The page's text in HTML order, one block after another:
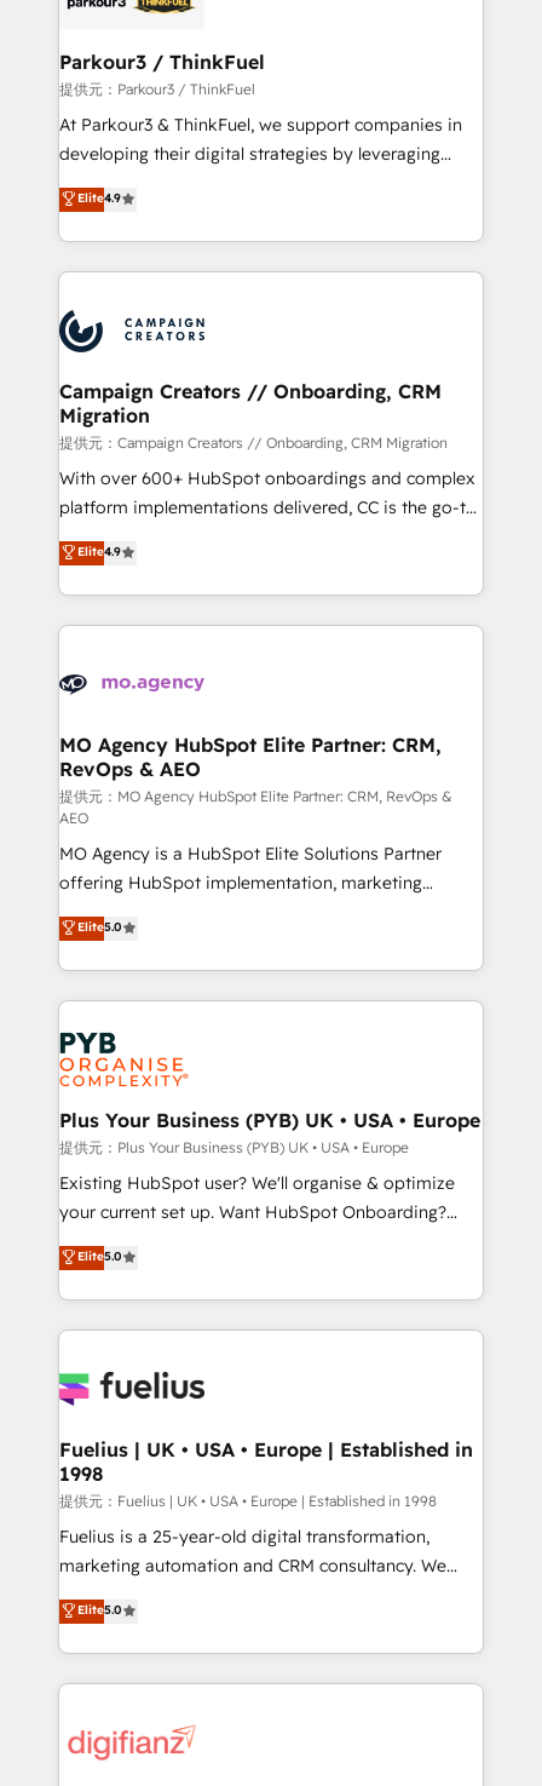
companies scale faster and smarter. 🔹 BOOMS:
Demand generation for all your buyers With BOOMS,
you invest in 100% of your buyers, accelerating your
growth and positioning yourself as an undisputed
transformation process A methodology designed to
implement HubSpot effectively and optimize your
record of business transformation, our growth-first
approach has helped brands dominate their
Parkour3 / ThinkFuel
提供元：Parkour3 / ThinkFuel
At Parkour3 & ThinkFuel, we support companies in
developing their digital strategies by leveraging
technologies and automating their marketing and
sales processes to generate growth. Our offer spans
from Strategy to Operations. We specialize in CRM
onboarding and implementation, web design, sales
extensive experience working with tech companies
and manufacturers since 2002, we are committed to
empowering our clients and developing their
autonomy. Get to grips with HubSpot through
guided implementation and seamless integration of
the CRM platform into your digital ecosystem. Would
you like support in deploying your inbound
to your needs and sales objectives. With 125+
certifications, we are part of the most certified
services are offered in both English & French.
Elite4.9
Campaign Creators // Onboarding, CRM
Migration
提供元：Campaign Creators // Onboarding, CRM Migration
With over 600+ HubSpot onboardings and complex
platform implementations delivered, CC is the go-to
Elite Solutions Partner for businesses ready to
migrate, replatform, and scale smarter. We specialize
in high-impact CRM and CMS migrations and
onboarding from platforms like Salesforce, NetSuite,
WordPress and legacy CRMs, turning fragmented
architectures that accelerate revenue operations and
performance. - Multi-object CRM migration, cleanup,
and implementation. - Pre-built and custom
integrations across your full tech stack. - Custom
object setup, CMS builds, and full-funnel automation.
- Dashboards, lifecycle campaigns, and lead
nurturing sequences. - Cross-hub setup across
Marketing, Sales, Operations, and Service Hubs. -
Ongoing optimization, managed support, and
scalable retainers. Let’s make HubSpot your most
powerful growth engine. Built to convert, scale, and
drive results.
Elite4.9
MO Agency HubSpot Elite Partner: CRM,
RevOps & AEO
提供元：MO Agency HubSpot Elite Partner: CRM, RevOps &
AEO
MO Agency is a HubSpot Elite Solutions Partner
offering HubSpot implementation, marketing
automation, CRM and RevOps consulting, data
architecture, sales enablement, lifecycle automation,
lead scoring and revenue reporting. HubSpot,
Salesforce and integrated enterprise stacks. Digital
Marketing, Answer Engine Optimisation, and
Generative Engine Optimisation (AI Search),
HubSpot Content Hub, WordPress development,
B2B SEO, paid media, and content. We work with
enterprise and growth-led companies across
technology, professional services, financial services
and industrial sectors. Offices in Johannesburg, Cape
implementations delivered. AI visibility coverage
across ChatGPT, Claude, Perplexity, Gemini and
Innovation HubSpot Impact Award - Platform
Migration Excellence HubSpot Impact Award -
professionals.
Elite5.0
Plus Your Business (PYB) UK • USA • Europe
提供元：Plus Your Business (PYB) UK • USA • Europe
Existing HubSpot user? We'll organise & optimize
your current set up. Want HubSpot Onboarding?
We'll customise your CRM & automate your business
processes. Welcome to our Profile! We can help
with... • CRM implementation, reports & workflows,
and team training • CRM migration: Salesforce,
Custom API integrations A little about us... • Boutique
for Sales Hub, Marketing Hub, Service Hub, Data
Hub and Website (CMS) • ISO/IEC 27001:2022, ISO
9001:2015 and now... ISO 42001: 2023 certified •
Exclusive AI 'GuardHub' governance framework,
based on ISO 42001 - helping you 'organise
👈 '𝗖𝗼𝗻𝘁𝗮𝗰𝘁 𝗯𝘂𝘀𝗶𝗻𝗲𝘀𝘀' button to get in touch
(𝘸𝘦'𝘳𝘦 𝘴𝘶𝘱𝘦𝘳 𝘳𝘦𝘴𝘱𝘰𝘯𝘴𝘪𝘷𝘦)
Elite5.0
Fuelius | UK • USA • Europe | Established in
1998
提供元：Fuelius | UK • USA • Europe | Established in 1998
Fuelius is a 25-year-old digital transformation,
marketing automation and CRM consultancy. We
enable mid-market and enterprise clients to
maximise their return from digital and fuel their
growth. We modernise platforms, streamline
operations that are causing inefficiencies, improve
supercharge revenue operations Key services: • CRM
Elite5.0